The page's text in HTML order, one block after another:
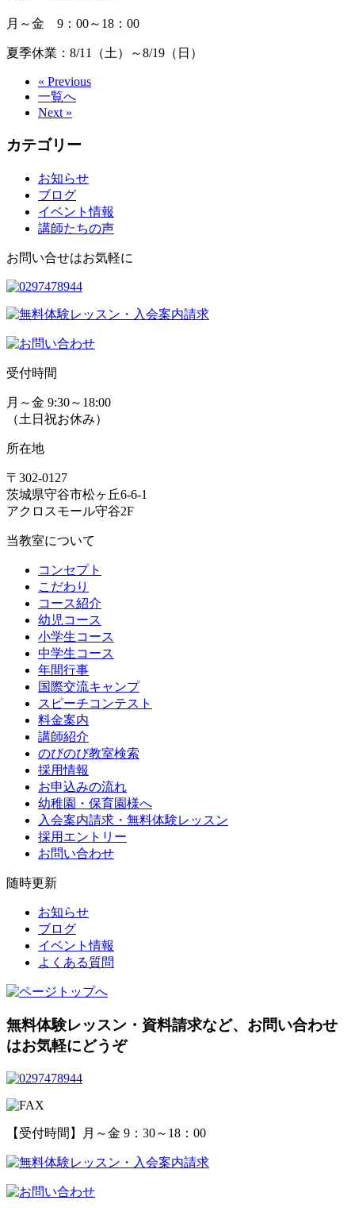
月～金 9：00～18：00
夏季休業：8/11（土）～8/19（日）
« Previous
一覧へ
Next »
カテゴリー
お知らせ
ブログ
イベント情報
講師たちの声
お問い合せはお気軽に
受付時間
月～金 9:30～18:00
（土日祝お休み）
所在地
〒302-0127
茨城県守谷市松ヶ丘6-6-1
アクロスモール守谷2F
当教室について
コンセプト
こだわり
コース紹介
幼児コース
小学生コース
中学生コース
年間行事
国際交流キャンプ
スピーチコンテスト
料金案内
講師紹介
のびのび教室検索
採用情報
お申込みの流れ
幼稚園・保育園様へ
入会案内請求・無料体験レッスン
採用エントリー
お問い合わせ
随時更新
お知らせ
ブログ
イベント情報
よくある質問
無料体験レッスン・資料請求など、 お問い合わせ
はお気軽にどうぞ
【受付時間】月～金 9：30～18：00